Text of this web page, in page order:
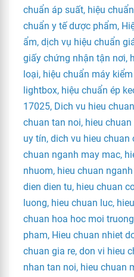
chuẩn áp suất, hiệu
chuẩn y tế dược phẩm,
ẩm, dịch vụ hiệu chuẩn
giấy chứng nhận tận nơi,
loại, hiệu chuẩn máy
lightbox, hiệu chuẩn ép
17025, Dich vu hieu
chuan tan noi, hieu
uy tín, dich vu hieu chuan
chuan nganh may mac,
nhuom, hieu chuan
dien dien tu, hieu chuan
luong, hieu chuan luc,
chuan hoa hoc moi
pham, Hieu chuan nhiet
chuan gia re, don vi hieu
nhan tan noi, hieu chuan